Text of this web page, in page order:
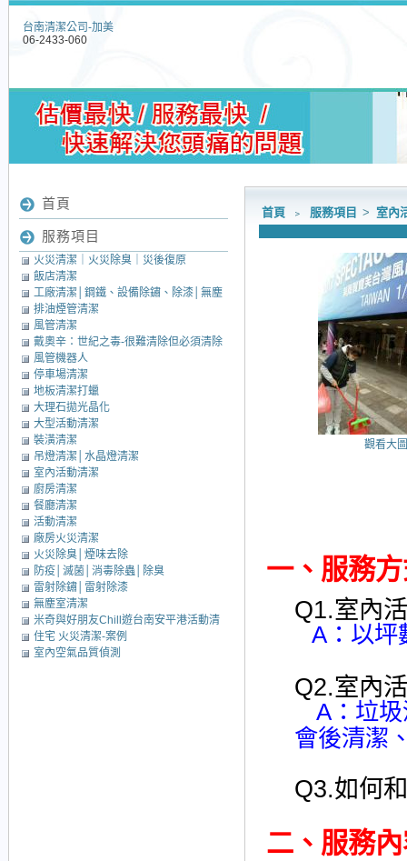
台南清潔公司-加美
06-2433-060
首頁 ﹥ 服務項目 > 室內
觀看大
一、 服務
Q1.室內
A：以坪
Q2.室內
A：垃
會後清潔
Q3.如何
二、 服務
首頁
服務項目
火災清潔｜火災除臭｜災後復原
飯店清潔
工廠清潔│鋼鐵、設備除鏽、除漆│無塵
室清潔│中央廚房清潔
排油煙管清潔
風管清潔
戴奧辛：世紀之毒-很難清除但必須清除
的毒素
風管機器人
停車場清潔
地板清潔打蠟
大理石拋光晶化
大型活動清潔
裝潢清潔
吊燈清潔│水晶燈清潔
室內活動清潔
廚房清潔
餐廳清潔
活動清潔
廠房火災清潔
火災除臭│煙味去除
防疫│滅菌│消毒除蟲│除臭
雷射除鏽│雷射除漆
無塵室清潔
米奇與好朋友Chill遊台南安平港活動清
潔
住宅 火災清潔-案例
室內空氣品質偵測